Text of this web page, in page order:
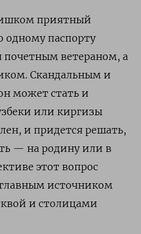
приятный
одному паспорту
почетным ветераном, а
Скандальным и
может стать и
или киргизы
и придется решать,
— на родину или в
этот вопрос
источником
и столицами